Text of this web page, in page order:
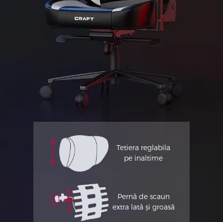
Tetiera reglabila
pe inaltime
Pernă de scaun
extra lată și groasă